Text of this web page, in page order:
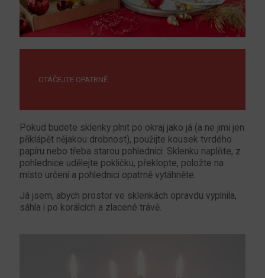
OTÁČEJTE OPATRNĚ
Pokud budete sklenky plnit po okraj jako já (a ne jimi jen
přiklápět nějakou drobnost), použijte kousek tvrdého
papíru nebo třeba starou pohlednici. Sklenku naplňte, z
pohlednice udělejte pokličku, překlopte, položte na
místo určení a pohlednici opatrně vytáhněte.
Já jsem, abych prostor ve sklenkách opravdu vyplnila,
sáhla i po korálcích a zlacené trávě.